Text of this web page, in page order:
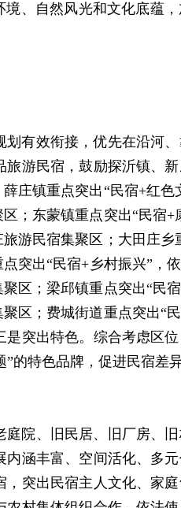
、自然风光和文化底蕴
有效衔接，优先在沿河
游民宿，鼓励探沂镇、
庄镇重点突出“民宿+红
；东蒙镇重点突出“民宿
民宿集聚区；大田庄乡
突出“民宿+乡村振兴”，
区；梁邱镇重点突出“民
区；费城街道重点突出“
突出特色。综合考虑区
的特色品牌，促进民宿差异
院、旧民居、旧厂房、
涵丰富、空间活化、多
突出民宿主人文化、家